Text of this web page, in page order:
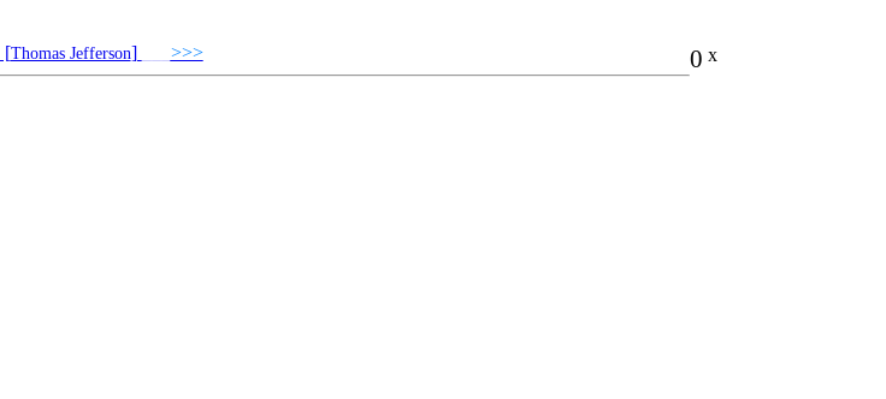
0 x
[Thomas Jefferson] >>>______________________________